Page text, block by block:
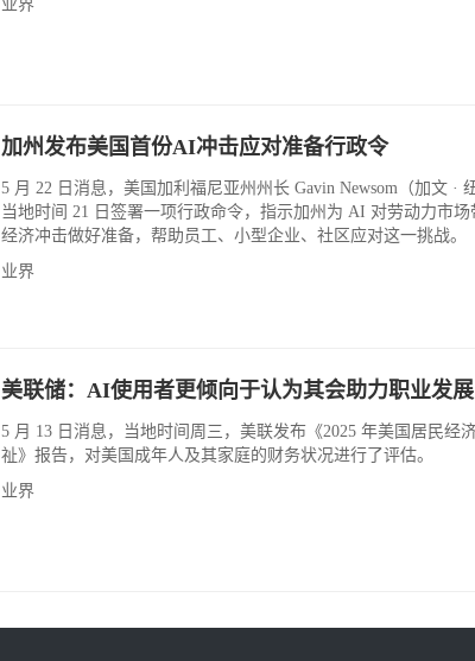
业界
加州发布美国首份AI冲击应对准备行政令
5 月 22 日消息，美国加利福尼亚州州长 Gavin Newsom（加文 ·
当地时间 21 日签署一项行政命令，指示加州为 AI 对劳动力市场
经济冲击做好准备，帮助员工、小型企业、社区应对这一挑战。
业界
美联储：AI使用者更倾向于认为其会助力职业发
5 月 13 日消息，当地时间周三，美联发布《2025 年美国居民经
祉》报告，对美国成年人及其家庭的财务状况进行了评估。
业界